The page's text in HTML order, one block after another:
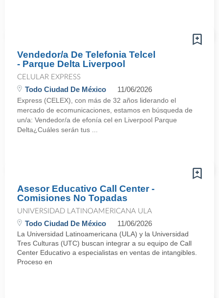
Vendedor/a De Telefonia Telcel
- Parque Delta Liverpool
CELULAR EXPRESS
Todo Ciudad De México 11/06/2026
Express (CELEX), con más de 32 años liderando el
mercado de ecomunicaciones, estamos en búsqueda de
un/a: Vendedor/a de efonía cel en Liverpool Parque
Delta¿Cuáles serán tus ...
Asesor Educativo Call Center -
Comisiones No Topadas
UNIVERSIDAD LATINOAMERICANA ULA
Todo Ciudad De México 11/06/2026
La Universidad Latinoamericana (ULA) y la Universidad
Tres Culturas (UTC) buscan integrar a su equipo de Call
Center Educativo a especialistas en ventas de intangibles.
Proceso en